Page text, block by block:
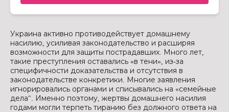
Украина активно противодействует домашнему
насилию, усиливая законодательство и расширяя
возможности для защиты пострадавших. Много лет,
такие преступления оставались «в тени», из-за
специфичности доказательства и отсутствия в
законодательстве конкретики. Многие заявления
игнорировались органами и списывались на «семейные
дела". Именно поэтому, жертвы домашнего насилия
годами могли терпеть тиранию без должного ответа на